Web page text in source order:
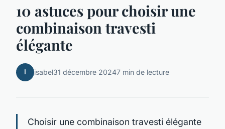
10 astuces pour choisir une
combinaison travesti
élégante
I isabel31 décembre 20247 min de lecture
Choisir une combinaison travesti élégante